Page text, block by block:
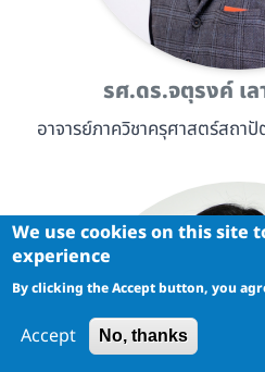
รศ.ดร.จตุรงค์ เ
อาจารย์ภาควิชาครุศาสตร์สถา
We use cookies on this site
experience
By clicking the Accept button, you
Accept
No, thanks